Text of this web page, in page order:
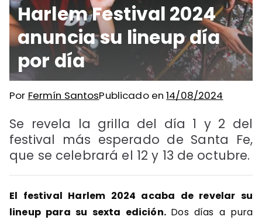
Harlem Festival 2024
anuncia su lineup día
por día
Por Fermín SantosPublicado en14/08/2024
Se revela la grilla del día 1 y 2 del
festival más esperado de Santa Fe,
que se celebrará el 12 y 13 de octubre.
El festival Harlem 2024 acaba de revelar su
lineup para su sexta edición. Dos días a pura